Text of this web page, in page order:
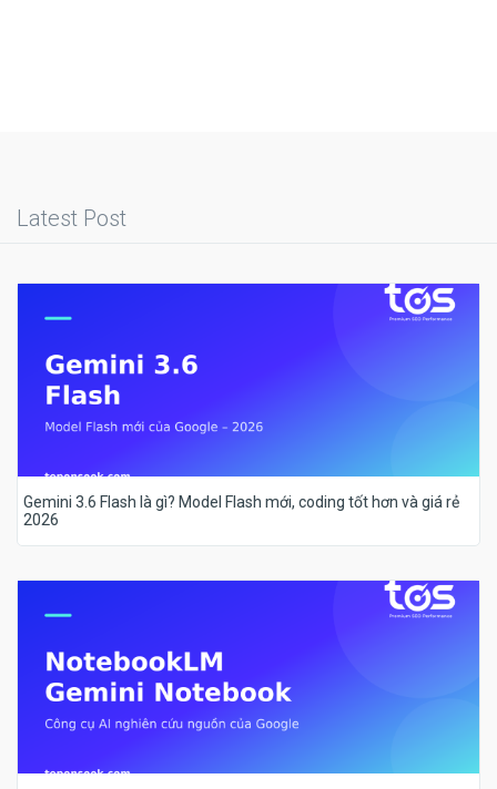
Latest Post
Gemini 3.6 Flash là gì? Model Flash mới, coding tốt hơn và giá rẻ
2026